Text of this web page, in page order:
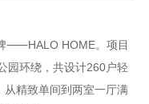
⸺HALO HOME。项目
园环绕，共设计260户轻
从精致单间到两室一厅满